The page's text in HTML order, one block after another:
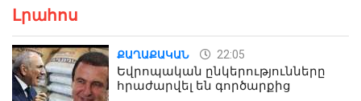
Լրահոս
ՔԱՂԱՔԱԿԱՆ 22:05
Եվրոպական ընկերությունները
հրաժարվել են գործարքից